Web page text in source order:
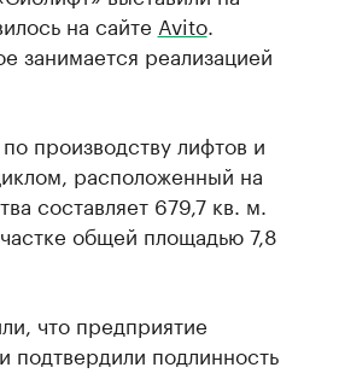
на сайте Avito.
занимается реализацией
производству лифтов и
расположенный на
составляет 679,7 кв. м.
общей площадью 7,8
что предприятие
подтвердили подлинность